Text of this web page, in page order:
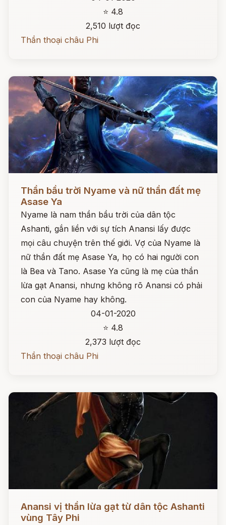
⭐ 4.8
2,510 lượt đọc
Thần thoại châu Phi
Đọc ngay
Thần bầu trời Nyame và nữ thần đất mẹ
Asase Ya
Nyame là nam thần bầu trời của dân tộc
Ashanti, gắn liền với sự tích Anansi lấy được
mọi câu chuyện trên thế giới. Vợ của Nyame là
nữ thần đất mẹ Asase Ya, họ có hai người con
là Bea và Tano. Asase Ya cũng là mẹ của thần
lừa gạt Anansi, nhưng không rõ Anansi có phải
con của Nyame hay không.
04-01-2020
⭐ 4.8
2,373 lượt đọc
Thần thoại châu Phi
Anansi vị thần lừa gạt từ dân tộc Ashanti
vùng Tây Phi